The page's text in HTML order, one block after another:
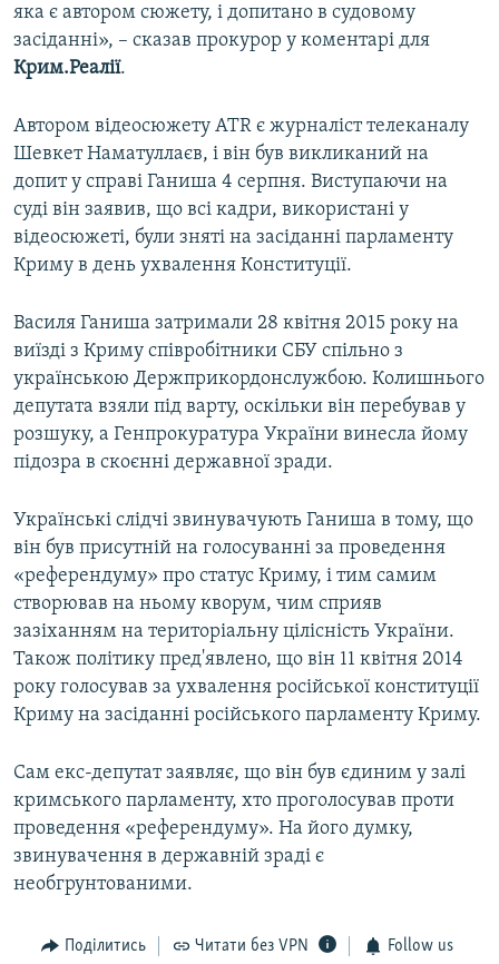
яка є автором сюжету, і допитано в судовому
засіданні», – сказав прокурор у коментарі для
Крим.Реалії.
Автором відеосюжету ATR є журналіст телеканалу
Шевкет Наматуллаєв, і він був викликаний на
допит у справі Ганиша 4 серпня. Виступаючи на
суді він заявив, що всі кадри, використані у
відеосюжеті, були зняті на засіданні парламенту
Криму в день ухвалення Конституції.
Василя Ганиша затримали 28 квітня 2015 року на
виїзді з Криму співробітники СБУ спільно з
українською Держприкордонслужбою. Колишнього
депутата взяли під варту, оскільки він перебував у
розшуку, а Генпрокуратура України винесла йому
підозра в скоєнні державної зради.
Українські слідчі звинувачують Ганиша в тому, що
він був присутній на голосуванні за проведення
«референдуму» про статус Криму, і тим самим
створював на ньому кворум, чим сприяв
зазіханням на територіальну цілісність України.
Також політику пред'явлено, що він 11 квітня 2014
року голосував за ухвалення російської конституції
Криму на засіданні російського парламенту Криму.
Сам екс-депутат заявляє, що він був єдиним у залі
кримського парламенту, хто проголосував проти
проведення «референдуму». На його думку,
звинувачення в державній зраді є
необгрунтованими.
Поділитись Читати без VPN Follow us